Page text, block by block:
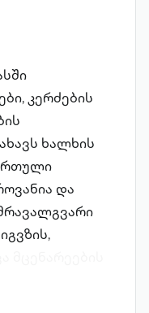
კერძების
ხალხის
და